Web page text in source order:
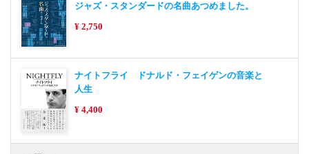
ジャズ・スタンダードの名曲あつめました。
¥ 2,750
ナイトフライ ドナルド・フェイゲンの音楽と
人生
¥ 4,400